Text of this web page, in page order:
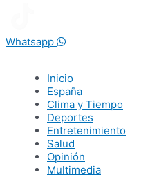
Whatsapp
Inicio
España
Clima y Tiempo
Deportes
Entretenimiento
Salud
Opinión
Multimedia